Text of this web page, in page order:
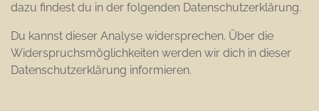
dazu findest du in der folgenden Datenschutzerklärung.
Du kannst dieser Analyse widersprechen. Über die
Widerspruchsmöglichkeiten werden wir dich in dieser
Datenschutzerklärung informieren.